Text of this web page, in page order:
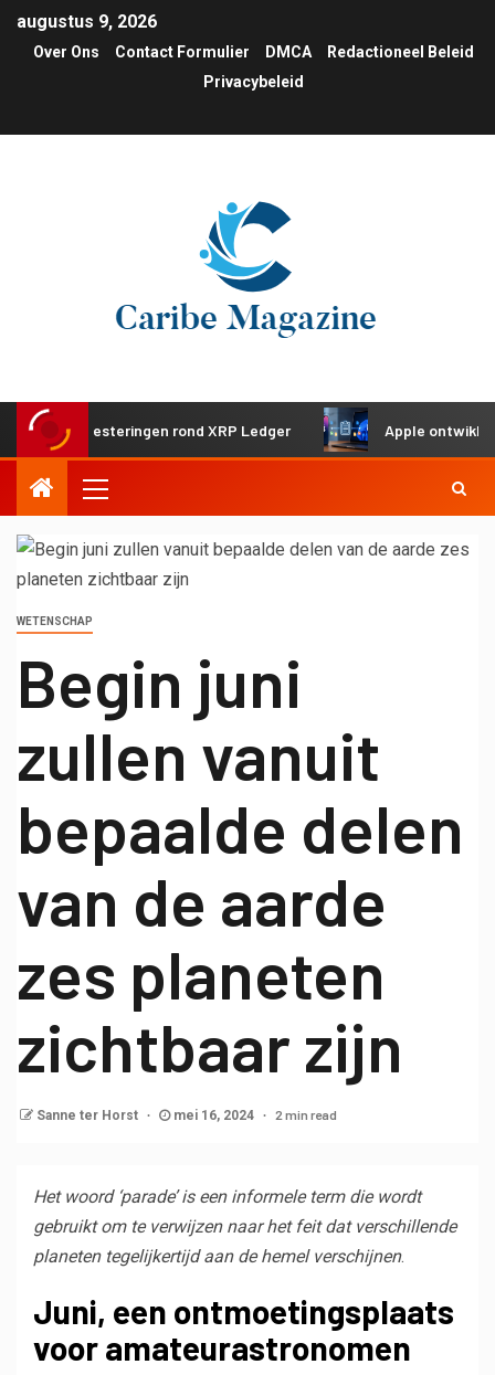
augustus 9, 2026
Over Ons Contact Formulier DMCA
Redactioneel Beleid
Privacybeleid
investeringen rond XRP Ledger Apple ontwikkelt
WETENSCHAP
Begin juni
zullen vanuit
bepaalde delen
van de aarde
zes planeten
zichtbaar zijn
Sanne ter Horst mei 16, 2024 2 min read
Het woord ‘parade’ is een informele term die wordt
gebruikt om te verwijzen naar het feit dat verschillende
planeten tegelijkertijd aan de hemel verschijnen.
Juni, een ontmoetingsplaats
voor amateurastronomen